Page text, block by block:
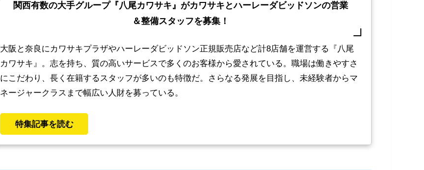
関西有数の大手グループ『八尾カワサキ』がカワサキとハーレーダビッドソンの営業
＆整備スタッフを募集！
大阪と奈良にカワサキプラザやハーレーダビッドソン正規販売店など計8店舗を運営する『八尾
カワサキ』。志を持ち、質の高いサービスで多くのお客様から愛されている。職場は働きやすさ
にこだわり、長く在籍するスタッフが多いのも特徴だ。さらなる発展を目指し、未経験者からマ
ネージャークラスまで幅広い人財を募っている。
特集記事を読む